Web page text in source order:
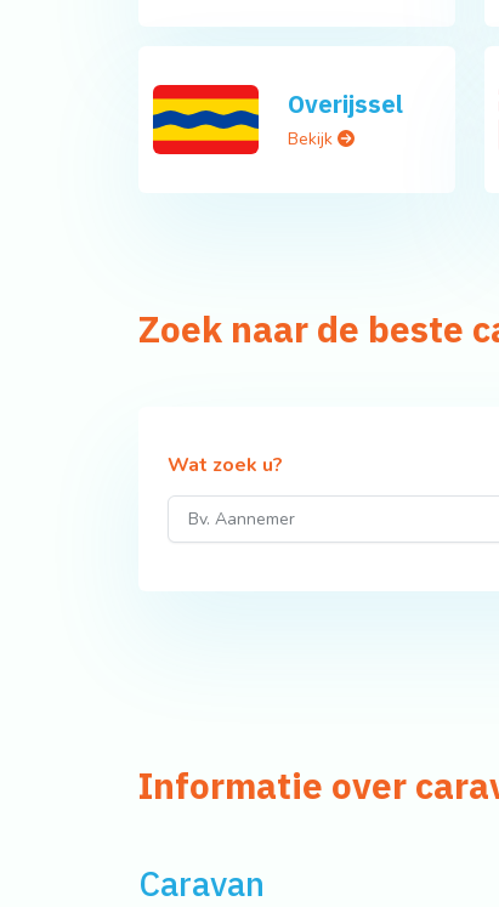
Overijssel
Bekijk
Zoek naar de beste
Wat zoek u?
Informatie over
Caravan